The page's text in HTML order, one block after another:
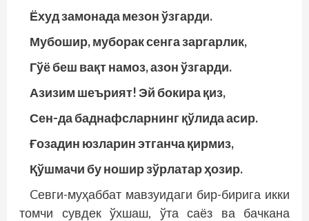
Ёхуд замонада мезон ўзгарди.
Мубошир, муборак сенга заргарлик,
Гўё беш вақт намоз, азон ўзгарди.
Азизим шеърият! Эй бокира қиз,
Сен-да баднафсларнинг қўлида асир.
Ғозадин юзларин этганча қирмиз,
Қўшмачи бу ношир зўрлатар ҳозир.
Cевги-муҳаббат мавзуидаги бир-бирига икки
томчи сувдек ўхшаш, ўта саёз ва бачкана